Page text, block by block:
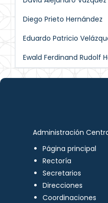
Diego Prieto Hernández
Eduardo Patricio
Ewald Ferdinand Rudolf
Administración
Página principal
Rectoría
Secretarios
Direcciones
Coordinaciones